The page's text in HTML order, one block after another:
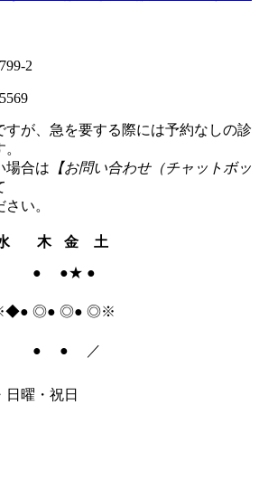
2
が、急を要する際には予約なしの診
場合は 【お問い合わせ（チャットボッ
い。
木 金
土
● ●★ ●
● ◎● ◎● ◎※
● ● ／
日曜・祝日